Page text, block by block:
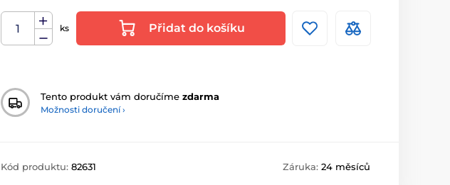
ks Přidat do košíku
Tento produkt vám doručíme zdarma
Možnosti doručení ›
Kód produktu: 82631 Záruka: 24 měsíců